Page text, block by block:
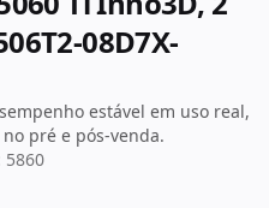
Memória08D7X-
estável em uso real,
pré e pós-venda.
5860